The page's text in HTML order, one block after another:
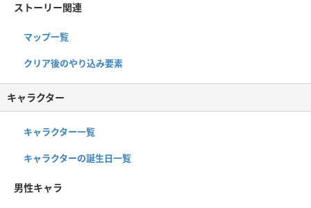
ストーリー関連
マップ一覧
クリア後のやり込み要素
キャラクター
キャラクター一覧
キャラクターの誕生日一覧
男性キャラ